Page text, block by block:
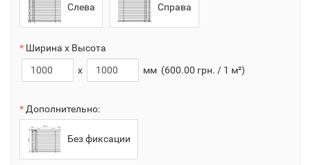
Слева Справа
Ширина x Высота
x
мм (600.00 грн. / 1 м²)
Дополнительно:
Без фиксации